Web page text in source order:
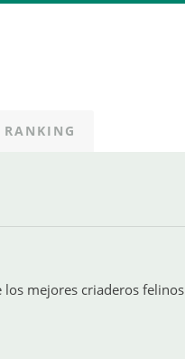
RANKING
los mejores criaderos felinos